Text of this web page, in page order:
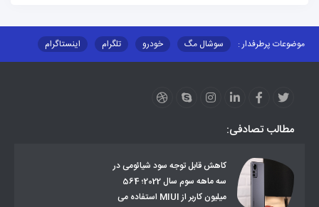
موضوعات پرطرفدار : سوشال مگ خودرو تلگرام
اینستاگرام
مطالب تصادفی:
کاهش قابل توجه سود شیائومی در
سه ماهه سوم سال 2022؛ 564
میلیون کاربر از MIUI استفاده می